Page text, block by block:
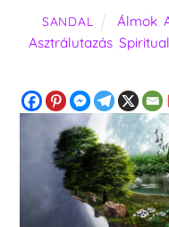
SANDAL Álmok,
Asztrálutazás ,